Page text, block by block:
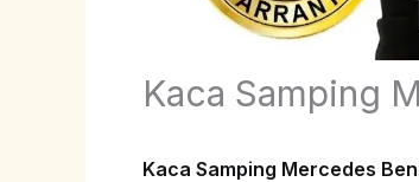
Kaca Samping
Kaca Samping Mercedes